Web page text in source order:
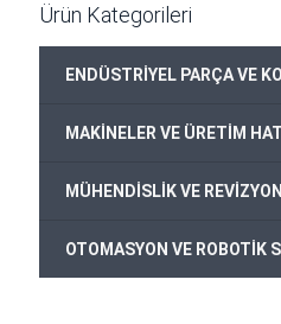
Ürün Kategorileri
ENDÜSTRİYEL PARÇA VE
MAKİNELER VE ÜRETİM
MÜHENDİSLİK VE
OTOMASYON VE ROBOTİK